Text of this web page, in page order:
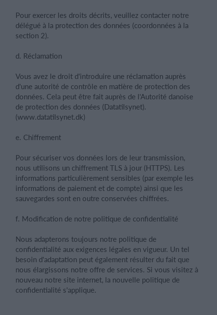
Pour exercer les droits décrits, veuillez contacter notre
délégué à la protection des données (coordonnées à la
section 2).
d. Réclamation
Vous avez le droit d'introduire une réclamation auprès
d'une autorité de contrôle en matière de protection des
données. Cela peut être fait auprès de l'Autorité danoise
de protection des données (Datatilsynet).
(www.datatilsynet.dk)
e. Chiffrement
Pour sécuriser vos données lors de leur transmission,
nous utilisons un chiffrement TLS à jour (HTTPS). Les
informations particulièrement sensibles (par exemple les
informations de paiement et de compte) ainsi que les
sauvegardes sont en outre conservées chiffrées.
f. Modification de notre politique de confidentialité
Nous adapterons toujours notre politique de
confidentialité aux exigences légales en vigueur. Un tel
besoin d'adaptation peut également résulter du fait que
nous élargissons notre offre de services. Si vous visitez à
nouveau notre site internet, la nouvelle politique de
confidentialité s'applique.